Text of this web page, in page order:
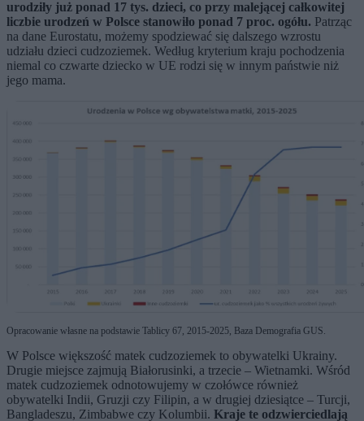
urodziły już ponad 17 tys. dzieci, co przy malejącej całkowitej
liczbie urodzeń w Polsce stanowiło ponad 7 proc. ogółu. Patrząc
na dane Eurostatu, możemy spodziewać się dalszego wzrostu
udziału dzieci cudzoziemek. Według kryterium kraju pochodzenia
niemal co czwarte dziecko w UE rodzi się w innym państwie niż
jego mama.
Opracowanie własne na podstawie Tablicy 67, 2015-2025, Baza Demografia GUS.
W Polsce większość matek cudzoziemek to obywatelki Ukrainy.
Drugie miejsce zajmują Białorusinki, a trzecie – Wietnamki. Wśród
matek cudzoziemek odnotowujemy w czołówce również
obywatelki Indii, Gruzji czy Filipin, a w drugiej dziesiątce – Turcji,
Bangladeszu, Zimbabwe czy Kolumbii. Kraje te odzwierciedlają